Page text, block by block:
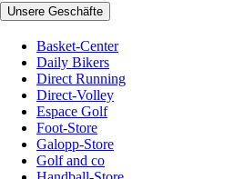
Unsere Geschäfte
Basket-Center
Daily Bikers
Direct Running
Direct-Volley
Espace Golf
Foot-Store
Galopp-Store
Golf and co